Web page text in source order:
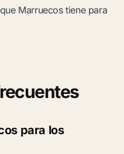
Marruecos tiene para
para los